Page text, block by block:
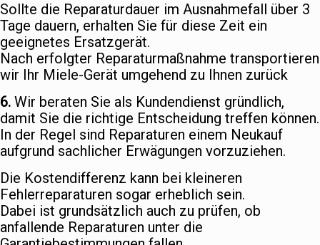
Sollte die Reparaturdauer im Ausnahmefall über 3
Tage dauern, erhalten Sie für diese Zeit ein
geeignetes Ersatzgerät.
Nach erfolgter Reparaturmaßnahme transportieren
wir Ihr Miele-Gerät umgehend zu Ihnen zurück
6. Wir beraten Sie als Kundendienst gründlich,
damit Sie die richtige Entscheidung treffen können.
In der Regel sind Reparaturen einem Neukauf
aufgrund sachlicher Erwägungen vorzuziehen.
Die Kostendifferenz kann bei kleineren
Fehlerreparaturen sogar erheblich sein.
Dabei ist grundsätzlich auch zu prüfen, ob
anfallende Reparaturen unter die